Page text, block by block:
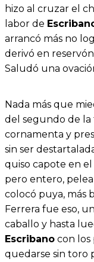
hizo al cruzar el
labor de
arrancó más no
derivó en
Saludó una
Nada más que
del segundo de
cornamenta y
sin ser
quiso capote en
pero entero,
colocó puya, más
Ferrera fue eso,
caballo y hasta
Escribano con los
quedarse sin toro